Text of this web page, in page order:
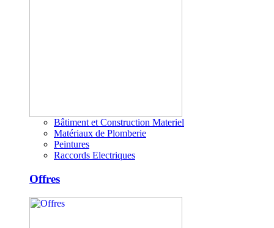
Bâtiment et Construction Materiel
Matériaux de Plomberie
Peintures
Raccords Electriques
Offres